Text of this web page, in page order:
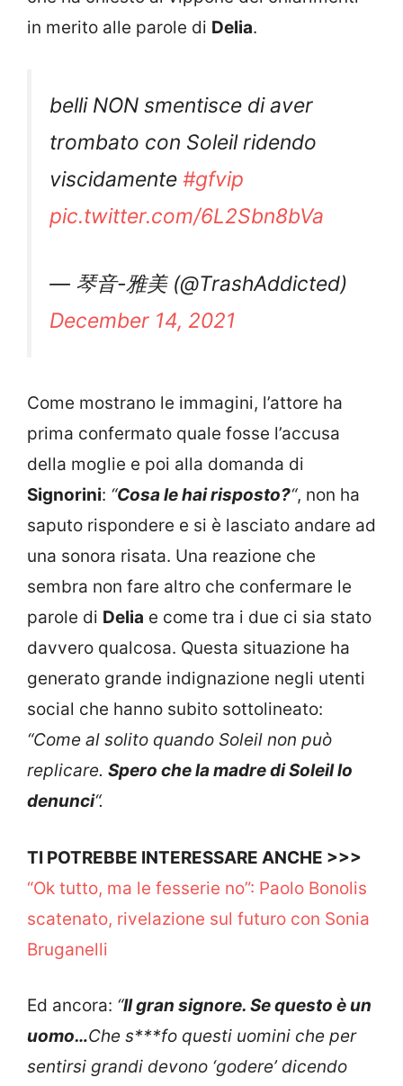
in merito alle parole di Delia.
belli NON smentisce di aver
trombato con Soleil ridendo
viscidamente #gfvip
pic.twitter.com/6L2Sbn8bVa
— 琴音-雅美 (@TrashAddicted)
December 14, 2021
Come mostrano le immagini, l’attore ha
prima confermato quale fosse l’accusa
della moglie e poi alla domanda di
Signorini: “Cosa le hai risposto?“, non ha
saputo rispondere e si è lasciato andare ad
una sonora risata. Una reazione che
sembra non fare altro che confermare le
parole di Delia e come tra i due ci sia stato
davvero qualcosa. Questa situazione ha
generato grande indignazione negli utenti
social che hanno subito sottolineato:
“Come al solito quando Soleil non può
replicare. Spero che la madre di Soleil lo
denunci“.
TI POTREBBE INTERESSARE ANCHE >>>
“Ok tutto, ma le fesserie no”: Paolo Bonolis
scatenato, rivelazione sul futuro con Sonia
Bruganelli
Ed ancora: “Il gran signore. Se questo è un
uomo…Che s***fo questi uomini che per
sentirsi grandi devono ‘godere’ dicendo